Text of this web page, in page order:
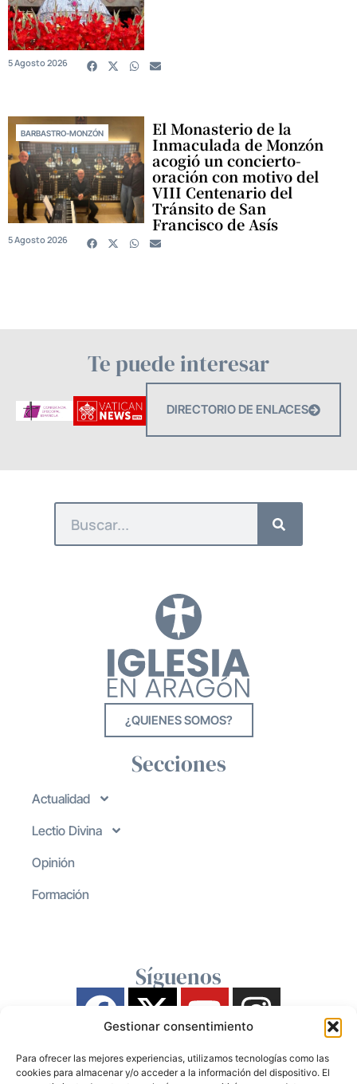
Gestionar consentimiento
Para ofrecer las mejores experiencias, utilizamos tecnologías como las
cookies para almacenar y/o acceder a la información del dispositivo. El
5 Agosto 2026
BARBASTRO-MONZÓN El Monasterio de la
Inmaculada de Monzón
acogió un concierto-
oración con motivo del
VIII Centenario del
Tránsito de San
Francisco de Asís
5 Agosto 2026
Te puede interesar
DIRECTORIO DE ENLACES
¿QUIENES SOMOS?
Secciones
Actualidad
Lectio Divina
Opinión
Formación
Síguenos